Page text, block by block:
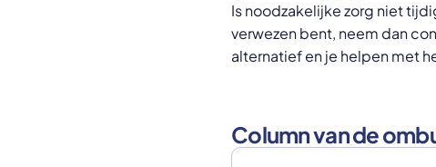
Is noodzakelijke zorg niet
verwezen bent, neem dan
alternatief en je helpen met
Column van de